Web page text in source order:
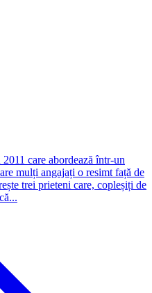
care abordează într-un
mulți angajați o resimt față de
trei prieteni care, copleșiți de